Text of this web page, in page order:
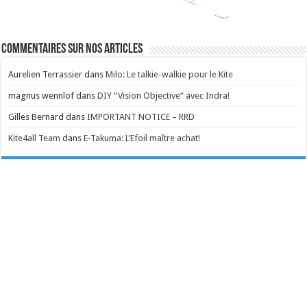
Commentaires sur nos articles
Aurelien Terrassier dansMilo: Le talkie-walkie pour le Kite
magnus wennlof dansDIY “Vision Objective” avec Indra!
Gilles Bernard dansIMPORTANT NOTICE – RRD
Kite4all Team dansE-Takuma: L’Efoil maître achat!